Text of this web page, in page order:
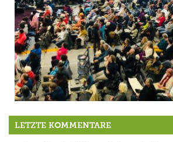
Lieben & Dienen: Amma ist wieder in Biberkor
LETZTE KOMMENTARE